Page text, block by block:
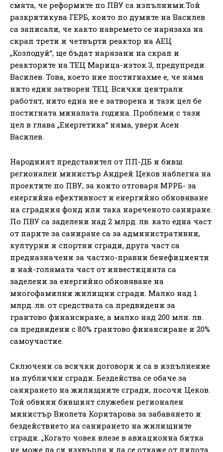
смята, че реформите по ПВУ са изпълними.Той
разкритикува ГЕРБ, които по думите на Василев
са записали, че както навремето се нарязаха на
скрап трети и четвърти реактор на АЕЦ
„Козлодуй“, ще бъдат нарязани на скрап и
реакторите на ТЕЦ Марица-изток 3, предупреди
Василев. Това, което ние постигнахме е, че няма
нито един затворен ТЕЦ. Всички централи
работят, нито една не е затворена и тази цел бе
постигната миналата година. Проблеми с тази
цел в глава „Енергетика“ няма, увери Асен
Василев.
Народният представител от ПП-ДБ и бивш
регионален министър Андрей Цеков наблегна на
проектите по ПВУ, за които отговаря МРРБ- за
енергийна ефективност и енергийно обновяване
на сградния фонд или така нареченото саниране.
По ПВУ са заделени над 2 млрд. лв. като една част
от парите за саниране са за административни,
културни и спортни сгради, друга част са
предназначени за частно-правни бенефициенти
и най-голямата част от инвестицията са
заделени за енергийно обновяване на
многофамилни жилищни сгради. Малко над 1
млрд. лв. от средствата са предвидени за
грантово финансиране, а малко над 200 млн. лв.
са предвидени с 80% грантово финансиране и 20%
самоучастие.
Сключени са всички договори и са в изпълнение
на публични сгради. Бездейства се обаче за
санирането на жилищните сгради, посочи Цеков.
Той обвини бившият служебен регионален
министър Виолета Коритарова за забавянето и
бездействието на санирането на жилищните
сгради. „Когато човек влезе в авиационна битка
не може да си изхвърля и да се откаже от пилота